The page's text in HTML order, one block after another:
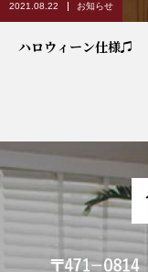
2021.08.22 お知らせ
ハロウィーン仕様♫